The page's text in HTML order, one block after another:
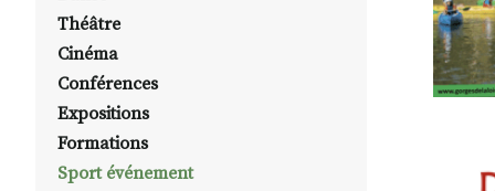
Théâtre
Cinéma
Conférences
Expositions
Formations
Sport événement